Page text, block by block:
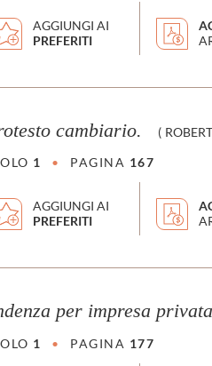
AGGIUNGI AI
PREFERITI
cambiario. (
1 • PAGINA 167
AGGIUNGI AI
PREFERITI
per impresa
1 • PAGINA 177